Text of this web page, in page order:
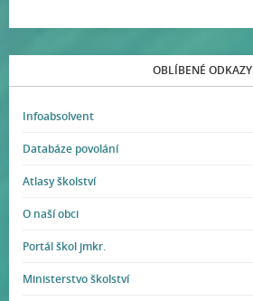
OBLÍBENÉ ODKAZY
Infoabsolvent
Databáze povolání
Atlasy školství
O naší obci
Portál škol jmkr.
Ministerstvo školství